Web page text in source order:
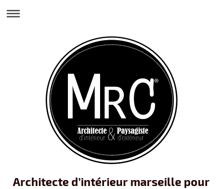
Architecte d’intérieur marseille pour